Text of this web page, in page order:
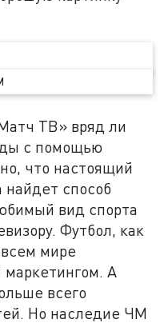
ТВ» вряд ли
с помощью
что настоящий
найдет способ
вид спорта
Футбол, как
мире
маркетингом. А
всего
Но наследие ЧМ